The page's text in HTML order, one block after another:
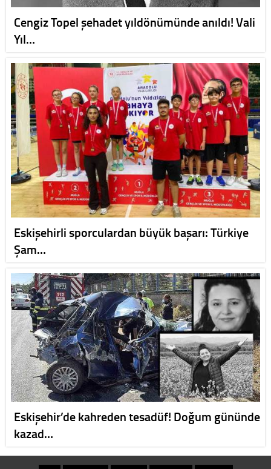
Cengiz Topel şehadet yıldönümünde anıldı! Vali
Yıl…
Eskişehirli sporculardan büyük başarı: Türkiye
Şam…
Eskişehir’de kahreden tesadüf! Doğum gününde
kazad…